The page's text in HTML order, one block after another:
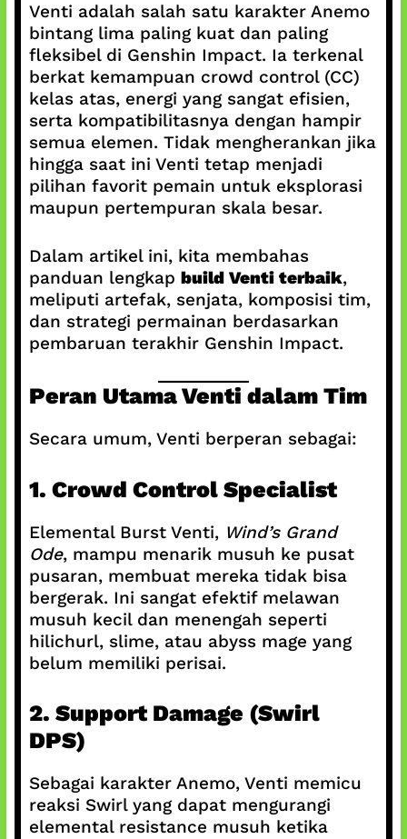
Venti adalah salah satu karakter Anemo
bintang lima paling kuat dan paling
fleksibel di Genshin Impact. Ia terkenal
berkat kemampuan crowd control (CC)
kelas atas, energi yang sangat efisien,
serta kompatibilitasnya dengan hampir
semua elemen. Tidak mengherankan jika
hingga saat ini Venti tetap menjadi
pilihan favorit pemain untuk eksplorasi
maupun pertempuran skala besar.
Dalam artikel ini, kita membahas
panduan lengkap build Venti terbaik,
meliputi artefak, senjata, komposisi tim,
dan strategi permainan berdasarkan
pembaruan terakhir Genshin Impact.
Peran Utama Venti dalam Tim
Secara umum, Venti berperan sebagai:
1. Crowd Control Specialist
Elemental Burst Venti, Wind’s Grand
Ode, mampu menarik musuh ke pusat
pusaran, membuat mereka tidak bisa
bergerak. Ini sangat efektif melawan
musuh kecil dan menengah seperti
hilichurl, slime, atau abyss mage yang
belum memiliki perisai.
2. Support Damage (Swirl
DPS)
Sebagai karakter Anemo, Venti memicu
reaksi Swirl yang dapat mengurangi
elemental resistance musuh ketika